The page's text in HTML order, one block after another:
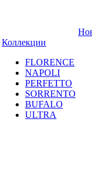
Коллекции
FLORENCE
NAPOLI
PERFETTO
SORRENTO
BUFALO
ULTRA